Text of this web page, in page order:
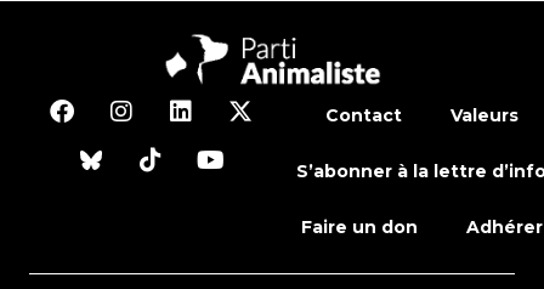
Contact Valeurs
S’abonner à la lettre
Faire un don Adhérer